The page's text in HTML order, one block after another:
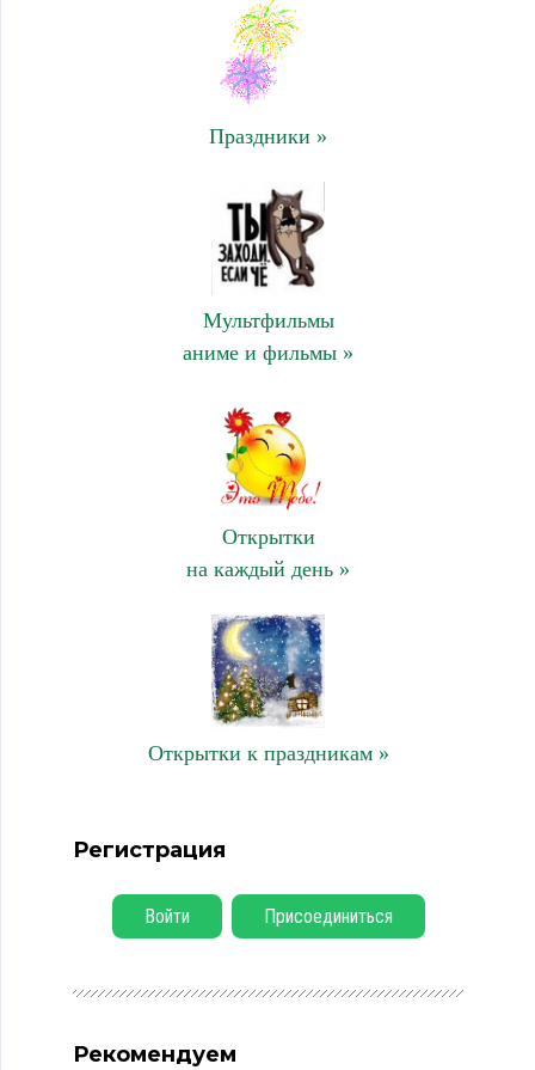
Праздники »
Мультфильмы
аниме и фильмы »
Открытки
на каждый день »
Открытки к праздникам »
Регистрация
Войти Присоединиться
Рекомендуем